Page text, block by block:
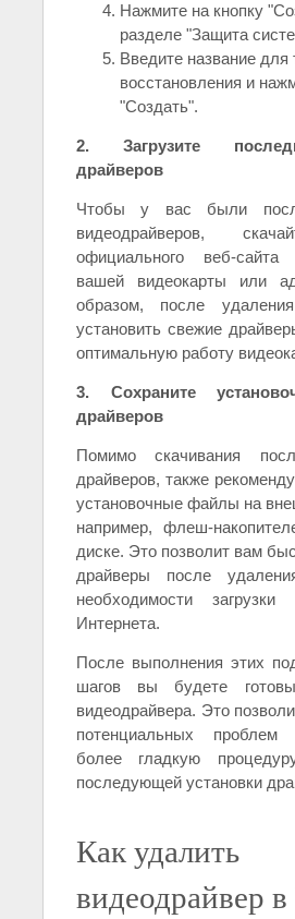
Нажмите на кнопку
разделе "Защита
Введите название для
восстановления и
"Создать".
2. Загрузите
драйверов
Чтобы у вас были
видеодрайверов,
официального веб-сайта
вашей видеокарты или
образом, после
установить свежие
оптимальную работу
3. Сохраните
драйверов
Помимо скачивания
драйверов, также
установочные файлы на
например, флеш-
диске. Это позволит вам
драйверы после
необходимости
Интернета.
После выполнения этих
шагов вы будете
видеодрайвера. Это
потенциальных проблем
более гладкую
последующей установки
Как удалить
видеодрайвер